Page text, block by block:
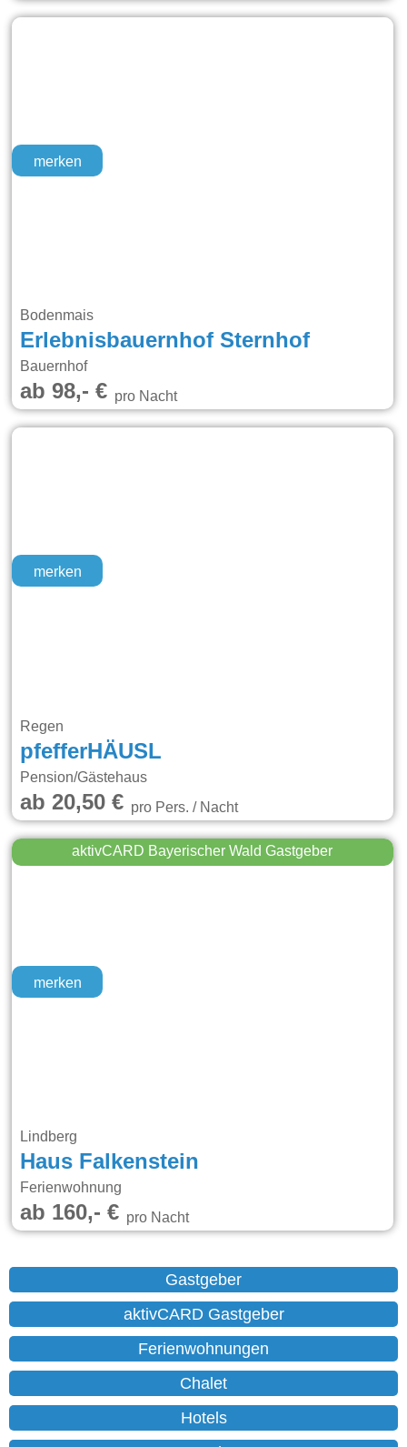
merken
Bodenmais
Erlebnisbauernhof Sternhof
Bauernhof
ab 98,- €pro Nacht
merken
Regen
pfefferHÄUSL
Pension/Gästehaus
ab 20,50 €pro Pers. / Nacht
merken
aktivCARD Bayerischer Wald Gastgeber
Lindberg
Haus Falkenstein
Ferienwohnung
ab 160,- €pro Nacht
Gastgeber
aktivCARD Gastgeber
Ferienwohnungen
Chalet
Hotels